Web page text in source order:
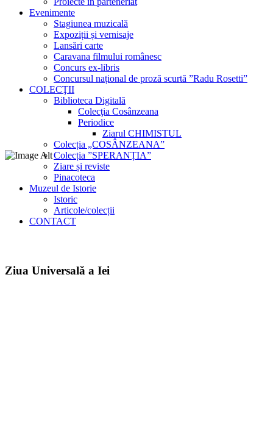
Evenimente
Stagiunea muzicală
Expoziții și vernisaje
Lansări carte
Caravana filmului românesc
Concurs ex-libris
Concursul național de proză scurtă ”Radu Rosetti”
COLECŢII
Biblioteca Digitală
Colecţia Cosânzeana
Periodice
Ziarul CHIMISTUL
Colecția „COSÂNZEANA”
Colecția ”SPERANȚIA”
Ziare și reviste
Pinacoteca
Muzeul de Istorie
Istoric
Articole/colecții
CONTACT
Ziua Universală a Iei